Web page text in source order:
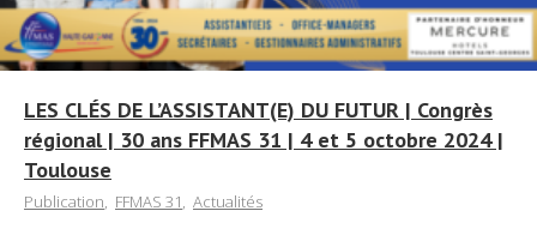
LES CLÉS DE L’ASSISTANT(E) DU FUTUR | Congrès
régional | 30 ans FFMAS 31 | 4 et 5 octobre 2024 |
Toulouse
Publication, FFMAS 31, Actualités